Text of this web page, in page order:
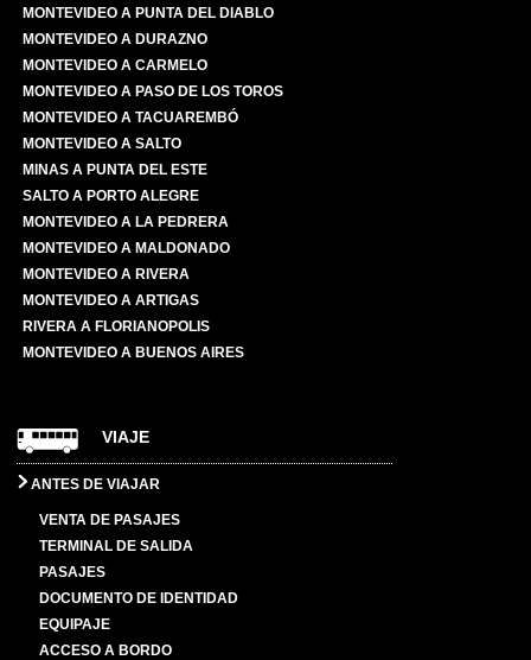
MONTEVIDEO A PUNTA DEL DIABLO
MONTEVIDEO A DURAZNO
MONTEVIDEO A CARMELO
MONTEVIDEO A PASO DE LOS TOROS
MONTEVIDEO A TACUAREMBÓ
MONTEVIDEO A SALTO
MINAS A PUNTA DEL ESTE
SALTO A PORTO ALEGRE
MONTEVIDEO A LA PEDRERA
MONTEVIDEO A MALDONADO
MONTEVIDEO A RIVERA
MONTEVIDEO A ARTIGAS
RIVERA A FLORIANOPOLIS
MONTEVIDEO A BUENOS AIRES
VIAJE
ANTES DE VIAJAR
VENTA DE PASAJES
TERMINAL DE SALIDA
PASAJES
DOCUMENTO DE IDENTIDAD
EQUIPAJE
ACCESO A BORDO